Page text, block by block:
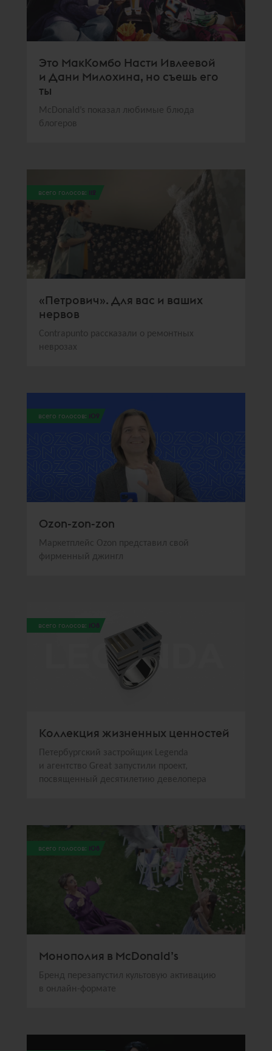
Это МакКомбо Насти Ивлеевой
и Дани Милохина, но съешь его
ты
McDonald’s показал любимые блюда
блогеров
всего голосов: 112
«Петрович». Для вас и ваших
нервов
Contrapunto рассказали о ремонтных
неврозах
всего голосов: 109
Ozon-zon-zon
Маркетплейс Ozon представил свой
фирменный джингл
всего голосов: 108
Коллекция жизненных ценностей
Петербургский застройщик Legenda
и агентство Great запустили проект,
посвященный десятилетию девелопера
всего голосов: 108
Монополия в McDonald’s
Бренд перезапустил культовую активацию
в онлайн-формате